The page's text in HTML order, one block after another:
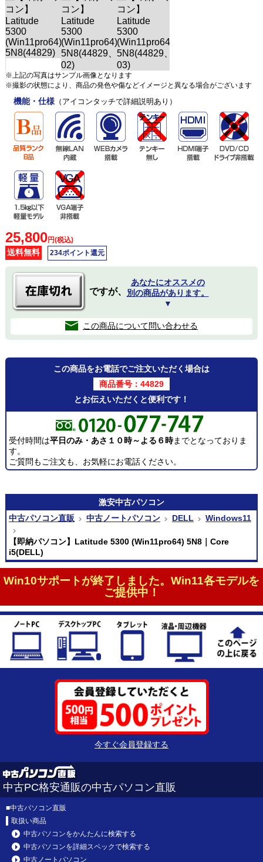
※上記の写真はサンプル画像となります
※撮影の状態により、商品の発色や傷などイメージと異なる場合がございます
機能・仕様（アイコンタッチで詳細説明あり）
25,800円(税込)
送料無料 234ポイント還元
ですが、
あなたにオススメの
別の商品があります。
▼
この商品について問い合わせる
この商品をお電話でご注文いただく場合は
商品番号：44829
とお伝えいただくと便利です！
受付時間は平日のみ・あさ１０時～よる６時までとなっておりま
す。
ご質問もご注文も、お気軽にお電話ください。
激安中古パソコン
中古パソコン直販
中古ノートパソコン DELL Windows11
【即納パソコン】Latitude 5300 (Win11pro64) 5N8｜Core
i5(DELL)
Win10サポートが終了しました。Win11各モデルを
ご提供中！
今すぐ会員登録する
中古PC格安通販の中古パソコン直販
■中古パソコン直販
取扱い商品
中古パソコンをかんたんに検索する
中古パソコンを詳細スペックで検索する
中古ノートパソコン